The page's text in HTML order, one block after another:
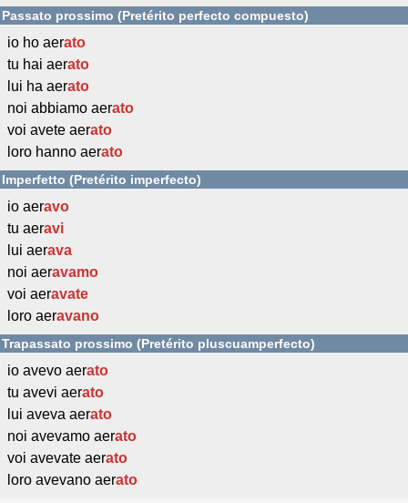
Passato prossimo (Pretérito perfecto compuesto)
io ho aerato
tu hai aerato
lui ha aerato
noi abbiamo aerato
voi avete aerato
loro hanno aerato
Imperfetto (Pretérito imperfecto)
io aeravo
tu aeravi
lui aerava
noi aeravamo
voi aeravate
loro aeravano
Trapassato prossimo (Pretérito pluscuamperfecto)
io avevo aerato
tu avevi aerato
lui aveva aerato
noi avevamo aerato
voi avevate aerato
loro avevano aerato